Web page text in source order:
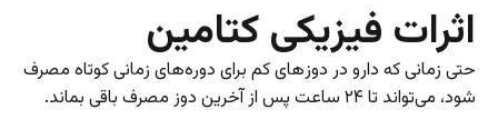
اثرات فیزیکی کتامین
حتی زمانی که دارو در دوز‌های کم برای دوره‌های زمانی کوتاه مصرف
شود، می‌تواند تا ۲۴ ساعت پس از آخرین دوز مصرف باقی بماند.